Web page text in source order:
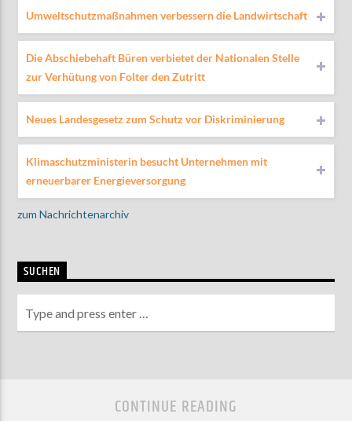
Umweltschutzmaßnahmen verbessern die Landwirtschaft
Die Abschiebehaft Büren verbietet der Nationalen Stelle
zur Verhütung von Folter den Zutritt
Neues Landesgesetz zum Schutz vor Diskriminierung
Klimaschutzministerin besucht Unternehmen mit
erneuerbarer Energieversorgung
zum Nachrichtenarchiv
SUCHEN
CONTINUE READING